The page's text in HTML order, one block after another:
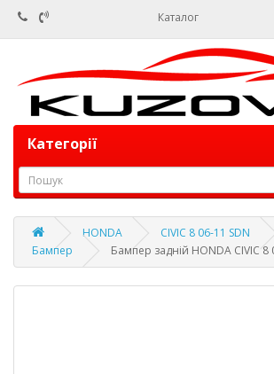
Каталог
Категорії
HONDA CIVIC 8 06-11 SDN
Бампер
Бампер задній HONDA CIVIC 8